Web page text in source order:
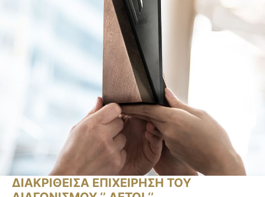
ΔΙΑΚΡΙΘΕΙΣΑ ΕΠΙΧΕΙΡΗΣΗ ΤΟΥ